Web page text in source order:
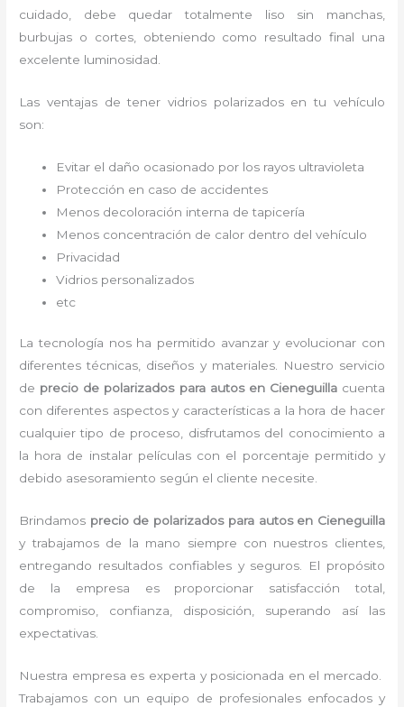
cuidado, debe quedar totalmente liso sin manchas,
burbujas o cortes, obteniendo como resultado final una
excelente luminosidad.
Las ventajas de tener vidrios polarizados en tu vehículo
son:
Evitar el daño ocasionado por los rayos ultravioleta
Protección en caso de accidentes
Menos decoloración interna de tapicería
Menos concentración de calor dentro del vehículo
Privacidad
Vidrios personalizados
etc
La tecnología nos ha permitido avanzar y evolucionar con
diferentes técnicas, diseños y materiales. Nuestro servicio
de precio de polarizados para autosen Cieneguillacuenta
con diferentes aspectos y características a la hora de hacer
cualquier tipo de proceso, disfrutamos del conocimiento a
la hora de instalar películas con el porcentaje permitido y
debido asesoramiento según el cliente necesite.
Brindamos precio de polarizados para autos en Cieneguilla
y trabajamos de la mano siempre con nuestros clientes,
entregando resultados confiables y seguros. El propósito
de la empresa es proporcionar satisfacción total,
compromiso, confianza, disposición, superando así las
expectativas.
Nuestra empresa es experta y posicionada en el mercado.
Trabajamos con un equipo de profesionales enfocados y